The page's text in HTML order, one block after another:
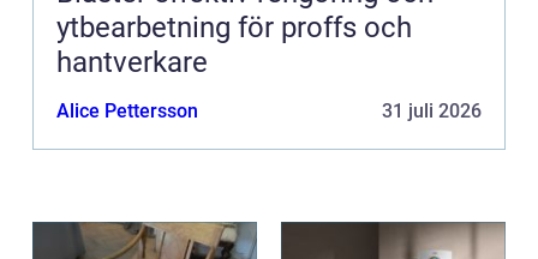
ytbearbetning för proffs och
hantverkare
Alice Pettersson 31 juli 2026